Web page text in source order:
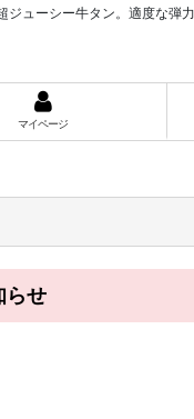
ジューシー牛タン。適度な弾
マイページ
せ